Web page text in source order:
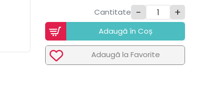
Cantitate - +
Adaugã în Coș
Adaugã la Favorite